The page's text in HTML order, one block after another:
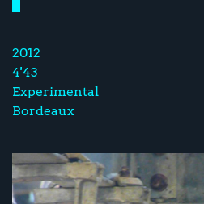
2012
4'43
Experimental
Bordeaux